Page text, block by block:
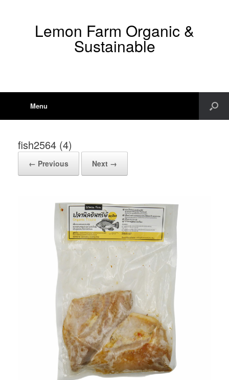
Lemon Farm Organic &
Sustainable
Menu
fish2564 (4)
← Previous Next →